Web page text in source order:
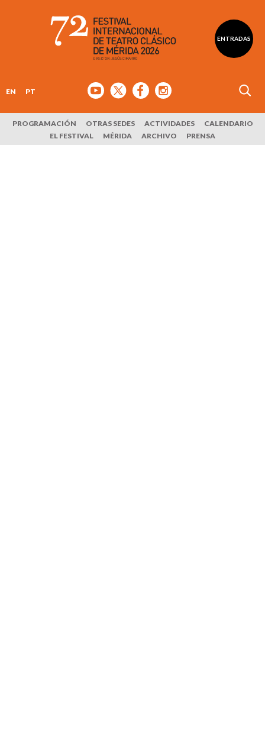
ENTRADAS
EN PT
PROGRAMACIÓN OTRAS SEDES ACTIVIDADES
CALENDARIO
EL FESTIVAL
MÉRIDA ARCHIVO PRENSA